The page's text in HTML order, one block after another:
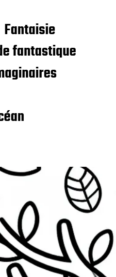
Fantaisie
fantastique